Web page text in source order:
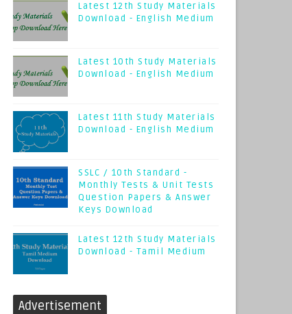
Latest 12th Study Materials
Download - English Medium
Latest 10th Study Materials
Download - English Medium
Latest 11th Study Materials
Download - English Medium
SSLC / 10th Standard -
Monthly Tests & Unit Tests
Question Papers & Answer
Keys Download
Latest 12th Study Materials
Download - Tamil Medium
Advertisement